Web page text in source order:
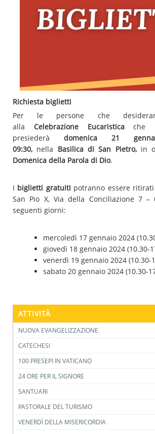
Richiesta biglietti
Per le persone che
alla Celebrazione Eucaristicache
presiederà domenica 21
09:30, nella Basilica di San Pietro, in
Domenica della Parola di Dio.
I biglietti gratuiti potranno essere
San Pio X, Via della Conciliazione 7 –
seguenti giorni:
mercoledì 17 gennaio 2024
giovedì 18 gennaio 2024 (10.30-
venerdì 19 gennaio 2024 (10.30-
sabato 20 gennaio 2024 (10.30-
ATTIVITÀ
NUOVA EVANGELIZZAZIONE
CATECHESI
100 PRESEPI IN VATICANO
24 ORE PER IL SIGNORE
SANTUARI
PASTORALE DEL TURISMO
VENERDÌ DELLA MISERICORDIA